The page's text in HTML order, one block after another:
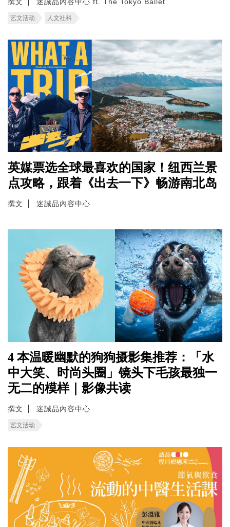
艺文活动 人文社科
英媒票选全球最喜欢的国家！纽西兰景
点攻略，跟着《出去一下》畅游南北岛
撰文 迷誠品內容中心
4 本温暖幽默的狗狗摄影集推荐：「水
中大笑、时尚头圈」镜头下毛孩最独一
无二的模样｜影像共读
撰文 迷誠品內容中心
艺文活动